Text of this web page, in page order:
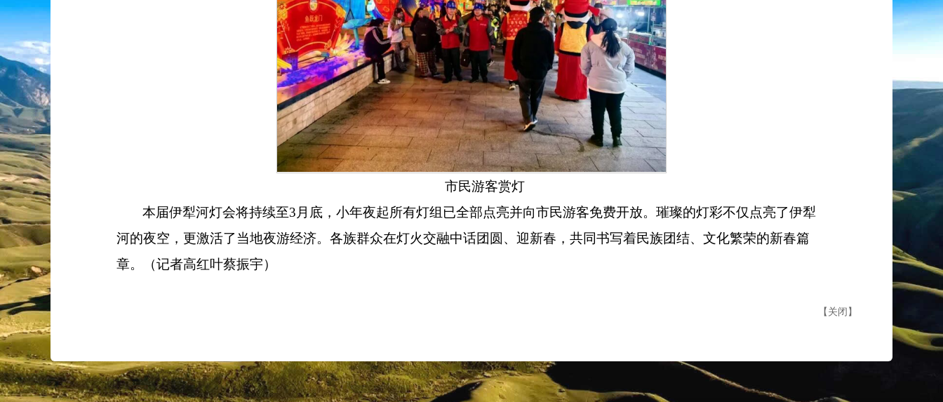
市民游客赏灯
本届伊犁河灯会将持续至3 月底，小年夜起所有灯组已全部点亮并向市民游客免费开放。璀璨的灯彩不仅点亮了伊犁
河的夜空，更激活了当地夜游经济。各族群众在灯火交融中话团圆、迎新春，共同书写着民族团结、文化繁荣的新春篇
章。
（记者高红叶蔡振宇）
【 关闭 】